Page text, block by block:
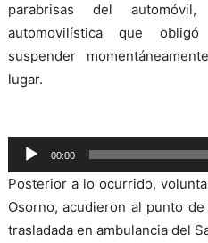
parabrisas del
automovilística que
suspender
lugar.
audio
00:00
Posterior a lo ocurrido,
Osorno, acudieron al punto
trasladada en ambulancia del